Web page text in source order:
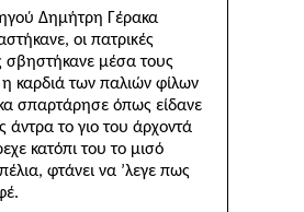
Δημήτρη Γέρακα
οι πατρικές
σβηστήκανε μέσα τους
καρδιά των παλιών φίλων
σπαρτάρησε όπως είδανε
άντρα το γιο του άρχοντά
κα­τόπι του το μισό
φτάνει να ’λεγε πως